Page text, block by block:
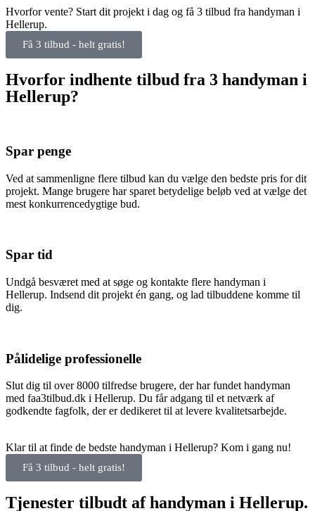
Hvorfor vente? Start dit projekt i dag og få 3 tilbud fra handyman i
Hellerup.
Få 3 tilbud - helt gratis!
Hvorfor indhente tilbud fra 3 handyman i
Hellerup?
Spar penge
Ved at sammenligne flere tilbud kan du vælge den bedste pris for dit
projekt. Mange brugere har sparet betydelige beløb ved at vælge det
mest konkurrencedygtige bud.
Spar tid
Undgå besværet med at søge og kontakte flere handyman i
Hellerup. Indsend dit projekt én gang, og lad tilbuddene komme til
dig.
Pålidelige professionelle
Slut dig til over 8000 tilfredse brugere, der har fundet handyman
med faa3tilbud.dk i Hellerup. Du får adgang til et netværk af
godkendte fagfolk, der er dedikeret til at levere kvalitetsarbejde.
Klar til at finde de bedste handyman i Hellerup? Kom i gang nu!
Få 3 tilbud - helt gratis!
Tjenester tilbudt af handyman i Hellerup.